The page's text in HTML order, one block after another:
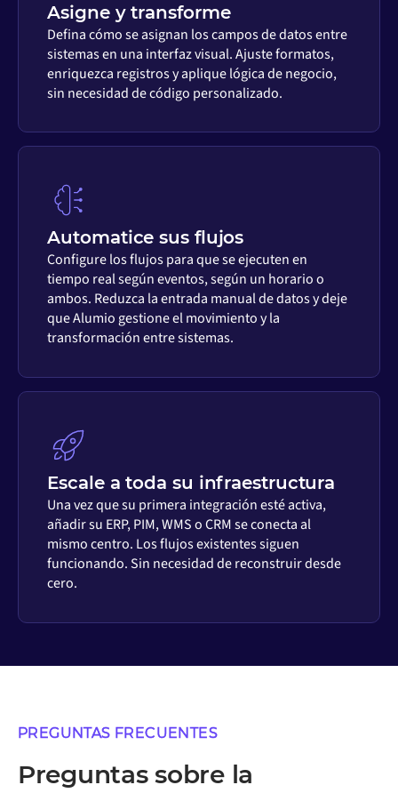
Asigne y transforme
Defina cómo se asignan los campos de datos entre
sistemas en una interfaz visual. Ajuste formatos,
enriquezca registros y aplique lógica de negocio,
sin necesidad de código personalizado.
Automatice sus flujos
Configure los flujos para que se ejecuten en
tiempo real según eventos, según un horario o
ambos. Reduzca la entrada manual de datos y deje
que Alumio gestione el movimiento y la
transformación entre sistemas.
Escale a toda su infraestructura
Una vez que su primera integración esté activa,
añadir su ERP, PIM, WMS o CRM se conecta al
mismo centro. Los flujos existentes siguen
funcionando. Sin necesidad de reconstruir desde
cero.
PREGUNTAS FRECUENTES
Preguntas sobre la